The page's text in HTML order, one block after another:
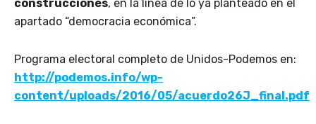
construcciones, en la línea de lo ya planteado en el
apartado “democracia económica”.
Programa electoral completo de Unidos-Podemos en:
http://podemos.info/wp-
content/uploads/2016/05/acuerdo26J_final.pdf